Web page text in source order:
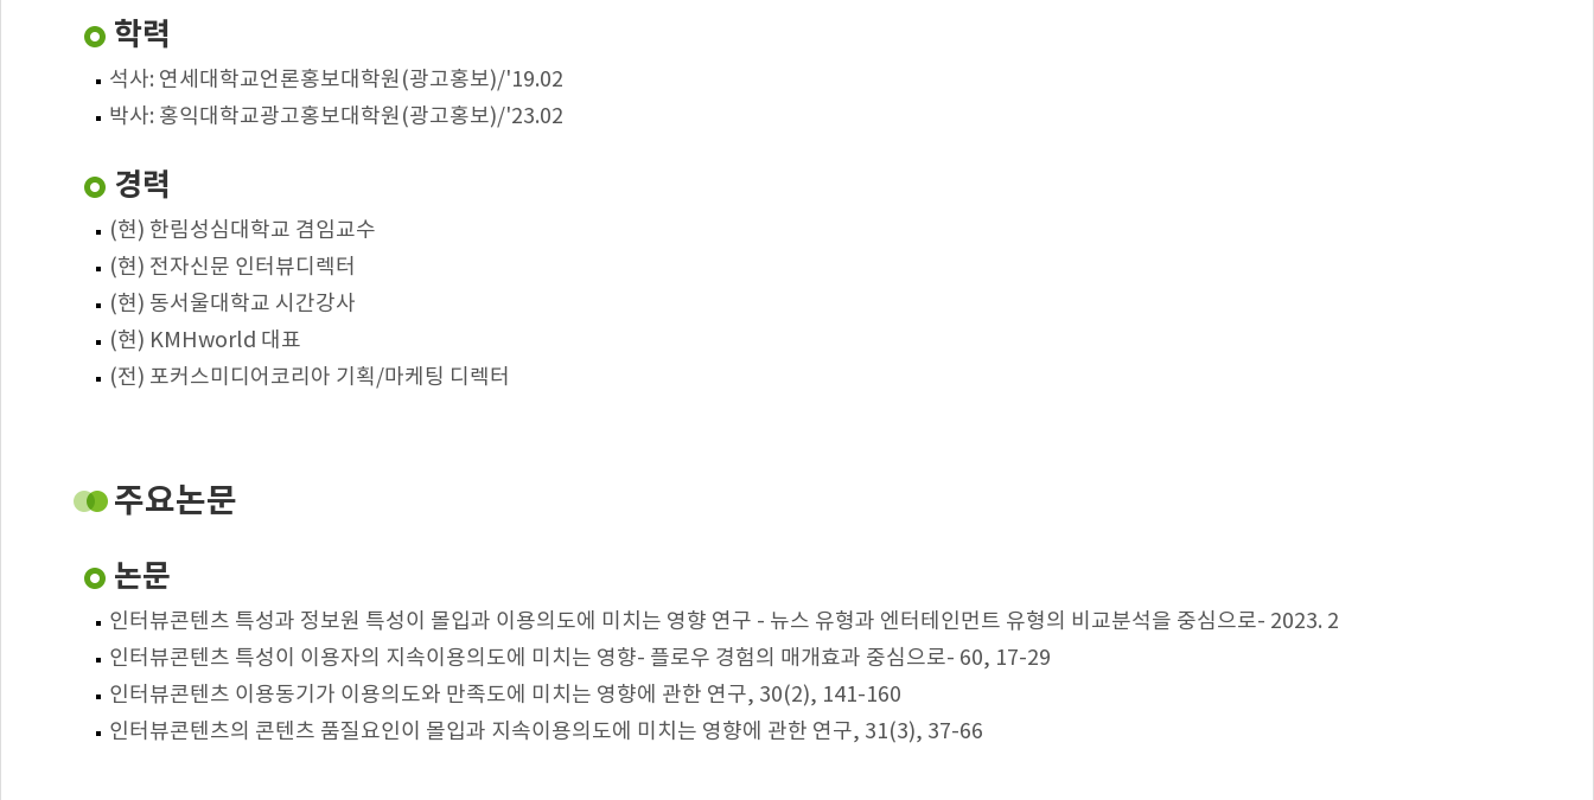
전공:
담당교과: 유튜브 제작의 기초
학력
석사: 연세대학교언론홍보대학원(광고홍보)/'19.02
박사: 홍익대학교광고홍보대학원(광고홍보)/'23.02
경력
(현) 한림성심대학교 겸임교수
(현) 전자신문 인터뷰디렉터
(현) 동서울대학교 시간강사
(현) KMHworld 대표
(전) 포커스미디어코리아 기획/마케팅 디렉터
주요논문
논문
인터뷰콘텐츠 특성과 정보원 특성이 몰입과 이용의도에 미치는 영향 연구 - 뉴스 유형과 엔터테인먼트 유형의 비교분석을 중심으로- 2023. 2
인터뷰콘텐츠 특성이 이용자의 지속이용의도에 미치는 영향- 플로우 경험의 매개효과 중심으로- 60, 17-29
인터뷰콘텐츠 이용동기가 이용의도와 만족도에 미치는 영향에 관한 연구, 30(2), 141-160
인터뷰콘텐츠의 콘텐츠 품질요인이 몰입과 지속이용의도에 미치는 영향에 관한 연구, 31(3), 37-66